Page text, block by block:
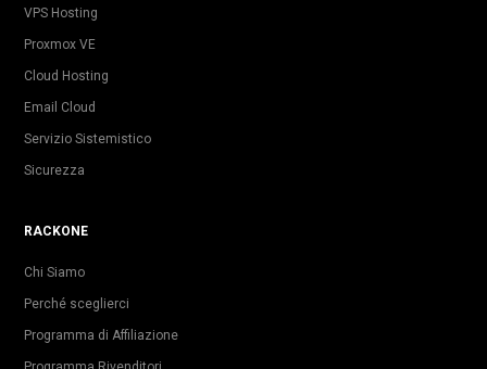
VPS Hosting
Proxmox VE
Cloud Hosting
Email Cloud
Servizio Sistemistico
Sicurezza
RACKONE
Chi Siamo
Perché sceglierci
Programma di Affiliazione